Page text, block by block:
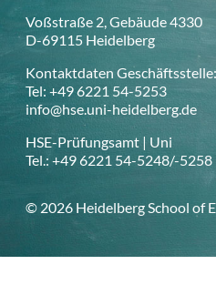
Voßstraße 2, Gebäude 4330
D-69115 Heidelberg
Kontaktdaten Geschäftsstelle:
Tel: +49 6221 54-5253
info@hse.uni-heidelberg.de
HSE-Prüfungsamt | Uni
Tel.: +49 6221 54-5248/-5258
© 2026 Heidelberg School of